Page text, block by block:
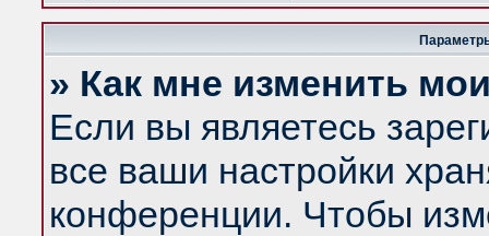
» Как мне изменить
Если вы являетесь
все ваши настройки
конференции. Чтобы